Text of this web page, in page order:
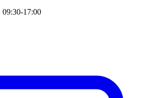
09:30-17:00